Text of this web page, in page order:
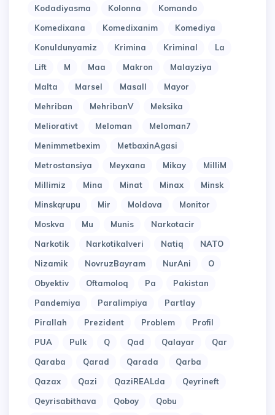
Kodadiyasma
Kolonna
Komando
Komedixana
Komedixanim
Komediya
Konuldunyamiz
Krimina Kriminal
La
Lift
M Maa Makron
Malayziya
Malta
Marsel Masall
Mayor
Mehriban
MehribanV
Meksika
Meliorativt
Meloman
Meloman7
Menimmetbexim
MetbaxinAgasi
Metrostansiya
Meyxana Mikay
MilliM
Millimiz
Mina Minat Minax
Minsk
Minskqrupu
Mir Moldova
Monitor
Moskva
Mu Munis
Narkotacir
Narkotik
Narkotikalveri Natiq
NATO
Nizamik
NovruzBayram NurAni
O
Obyektiv
Oftamoloq Pa
Pakistan
Pandemiya
Paralimpiya
Partlay
Pirallah
Prezident Problem
Profil
PUA
Pulk Q Qad Qalayar
Qar
Qaraba
Qarad Qarada
Qarba
Qazax
Qazi QaziREALda
Qeyrineft
Qeyrisabithava
Qoboy Qobu